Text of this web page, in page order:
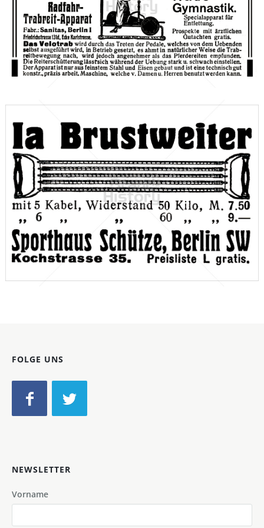
SANITAS, BERLIN SANITAS, BERLIN 1905
Bild-ID: 42657
Sporthaus E. H. Schütze, Berlin
Sporthaus E. H. Schütze, Berlin
1912
FOLGE UNS
NEWSLETTER
Vorname